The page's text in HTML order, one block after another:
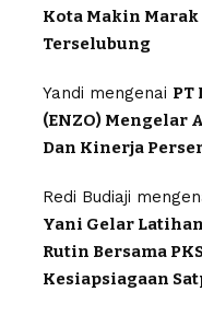
Kota Makin Marak
Terselubung
Yandi mengenai PT
(ENZO) Mengelar
Dan Kinerja
Redi Budiaji
Yani Gelar
Rutin Bersama
Kesiapsiagaan